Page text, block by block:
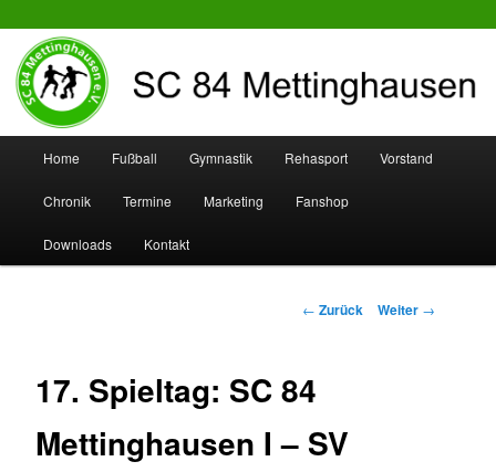
SC 84 Mettinghausen
Zum
Inhalt
wechseln
Zum
sekundären
Inhalt
Home Fußball Gymnastik Rehasport Vorstand
Chronik Termine Marketing Fanshop
Downloads Kontakt
Beitrags-
← Zurück Weiter →
17. Spieltag: SC 84
Mettinghausen I – SV